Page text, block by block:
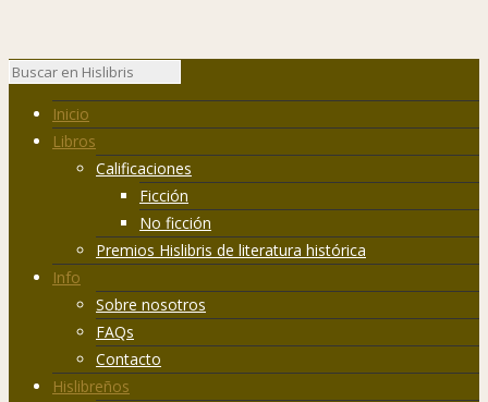
Inicio
Libros
Calificaciones
Ficción
No ficción
Premios Hislibris de literatura histórica
Info
Sobre nosotros
FAQs
Contacto
Hislibreños